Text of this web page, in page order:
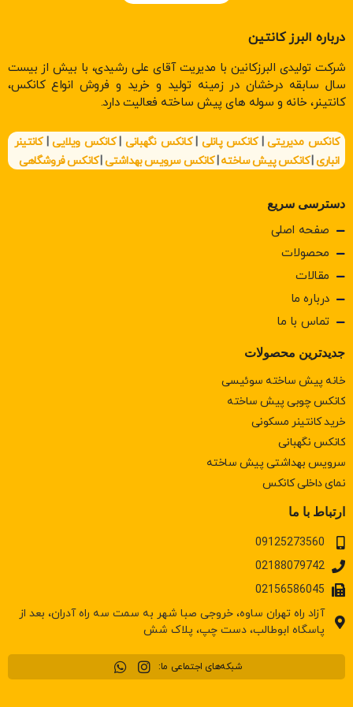
درباره البرز کانتین
شرکت تولیدی البرزکانین با مدیریت آقای علی رشیدی، با بیش از بیست
سال سابقه درخشان در زمینه تولید و خرید و فروش انواع کانکس،
کانتینر، خانه و سوله های پیش ساخته فعالیت دارد.
کانکس مدیریتی|کانکس پانلی |کانکس نگهبانی |کانکس ویلایی|کانتینر
انباری|کانکس پیش ساخته|کانکس سرویس بهداشتی|کانکس فروشگاهی
دسترسی سریع
صفحه اصلی
محصولات
مقالات
درباره ما
تماس با ما
جدیدترین محصولات
خانه پیش ساخته سوئیسی
کانکس چوبی پیش ساخته
خرید کانتینر مسکونی
كانكس نگهبانی
سرويس بهداشتی پيش ساخته
نمای داخلی کانکس
ارتباط با ما
09125273560
02188079742
02156586045
آزاد راه تهران ساوه، خروجی صبا شهر به سمت سه راه آدران، بعد از
پاسگاه ابوطالب، دست چپ، پلاک شش
شبکه‌های اجتماعی ما: